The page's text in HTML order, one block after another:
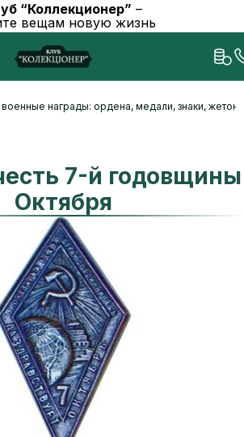
“Коллекционер” –
вещам новую жизнь
награды: ордена, медали, знаки,
7-й годовщины
Октября